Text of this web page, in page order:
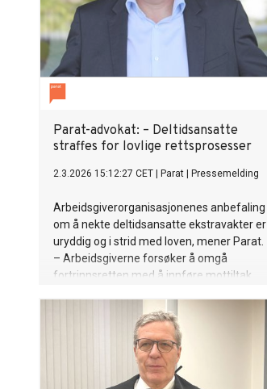
Parat-advokat: – Deltidsansatte
straffes for lovlige rettsprosesser
2.3.2026 15:12:27 CET Parat Pressemelding
Arbeidsgiverorganisasjonenes anbefaling
om å nekte deltidsansatte ekstravakter er
uryddig og i strid med loven, mener Parat.
– Arbeidsgiverne forsøker å omgå
fortrinnsretten med å innføre mottiltak,
Parat-advokat Sigurd Øyvind Kambestad.